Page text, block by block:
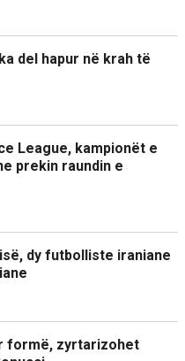
del hapur në krah të
League, kampionët e
prekin raundin e
dy futbolliste iraniane
formë, zyrtarizohet